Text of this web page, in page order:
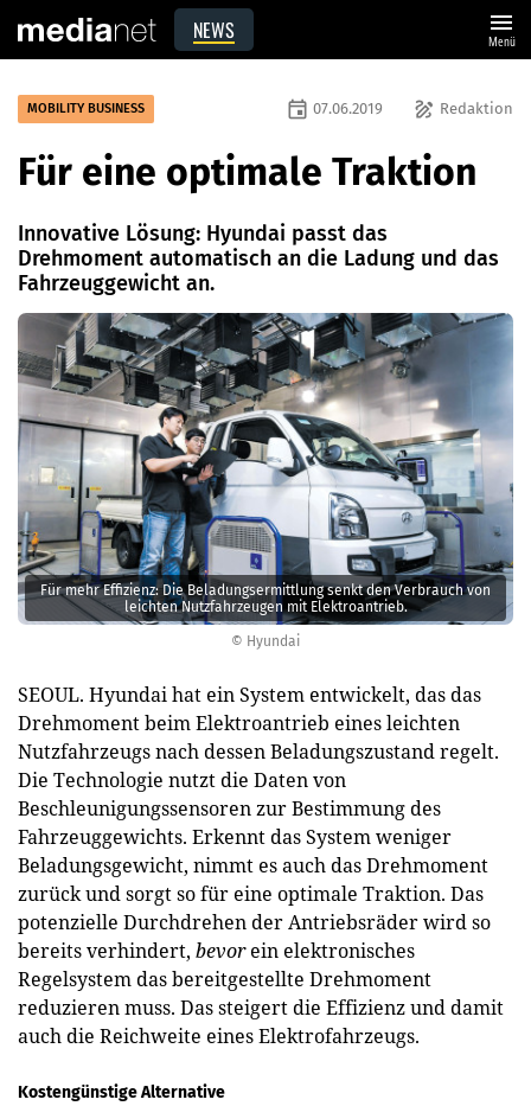
NEWS menu
Menü
© Hyundai
Für mehr Effizienz: Die Beladungsermittlung senkt den Verbrauch von
leichten Nutzfahrzeugen mit Elektroantrieb.
MOBILITY BUSINESS draw Redaktion
event 07.06.2019
Für eine optimale Traktion
Innovative Lösung: Hyundai passt das
Drehmoment automatisch an die Ladung und das
Fahrzeuggewicht an.
SEOUL. Hyundai hat ein System entwickelt, das das
Drehmoment beim Elektroantrieb eines leichten
Nutzfahrzeugs nach dessen Beladungszustand regelt.
Die Technologie nutzt die Daten von
Beschleunigungssensoren zur Bestimmung des
Fahrzeuggewichts. Erkennt das System weniger
Beladungsgewicht, nimmt es auch das Drehmoment
zurück und sorgt so für eine optimale Traktion. Das
potenzielle Durchdrehen der Antriebsräder wird so
bereits verhindert, bevorein elektronisches
Regelsystem das bereitgestellte Drehmoment
reduzieren muss. Das steigert die Effizienz und damit
auch die Reichweite eines Elektrofahrzeugs.
Kostengünstige Alternative